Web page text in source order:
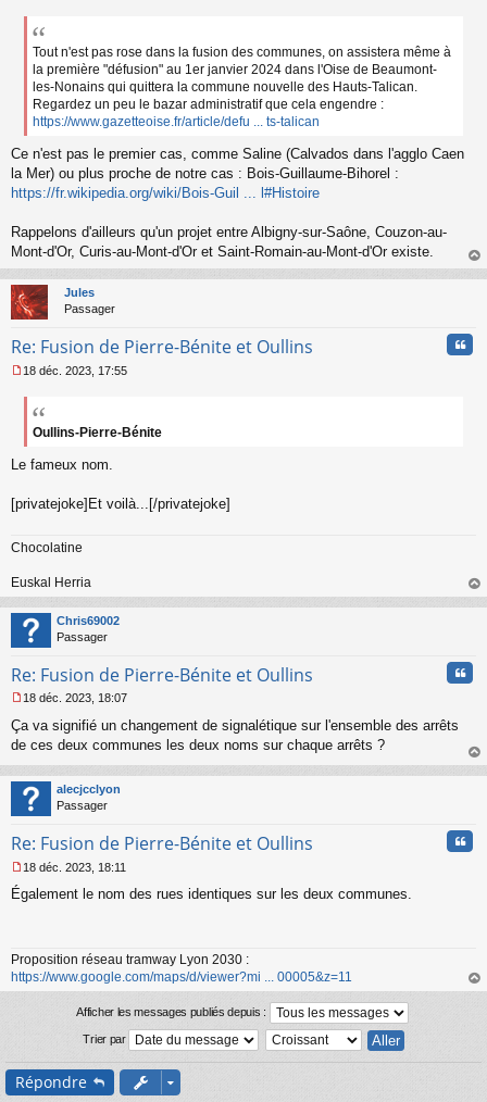
e
n
u
Tout n'est pas rose dans la fusion des communes, on assistera même à
la première "défusion" au 1er janvier 2024 dans l'Oise de Beaumont-
les-Nonains qui quittera la commune nouvelle des Hauts-Talican.
Regardez un peu le bazar administratif que cela engendre :
https://www.gazetteoise.fr/article/defu ... ts-talican
Ce n'est pas le premier cas, comme Saline (Calvados dans l'agglo Caen
la Mer) ou plus proche de notre cas : Bois-Guillaume-Bihorel :
https://fr.wikipedia.org/wiki/Bois-Guil ... l#Histoire
Rappelons d'ailleurs qu'un projet entre Albigny-sur-Saône, Couzon-au-
Mont-d'Or, Curis-au-Mont-d'Or et Saint-Romain-au-Mont-d'Or existe.
au
Jules
Passager
Re: Fusion de Pierre-Bénite et Oullins
e
a
g
n
o
l
18 déc. 2023, 17:55
Oullins-Pierre-Bénite
Le fameux nom.
[privatejoke]Et voilà...[/privatejoke]
Chocolatine
Euskal Herria
au
Chris69002
Passager
Re: Fusion de Pierre-Bénite et Oullins
e
s
a
g
e
o
l
u
18 déc. 2023, 18:07
Ça va signifié un changement de signalétique sur l'ensemble des arrêts
de ces deux communes les deux noms sur chaque arrêts ?
au
alecjcclyon
Passager
Re: Fusion de Pierre-Bénite et Oullins
e
g
e
n
18 déc. 2023, 18:11
Également le nom des rues identiques sur les deux communes.
Proposition réseau tramway Lyon 2030 :
https://www.google.com/maps/d/viewer?mi ... 00005&z=11
au
Afficher les messages publiés depuis :
Trier par
Répondre